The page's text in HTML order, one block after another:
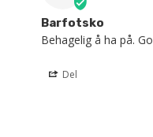
Barfotsko
Behagelig å ha på.
Del